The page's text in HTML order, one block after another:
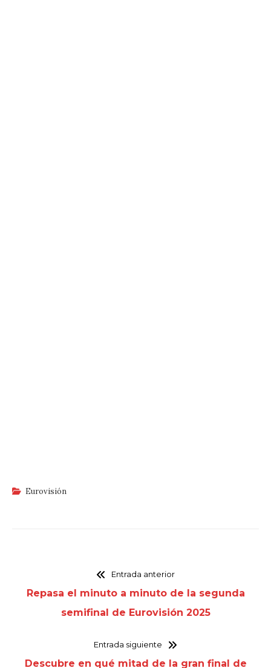
Eurovisión
Entrada anterior
Repasa el minuto a minuto de la segunda
semifinal de Eurovisión 2025
Entrada siguiente
Descubre en qué mitad de la gran final de